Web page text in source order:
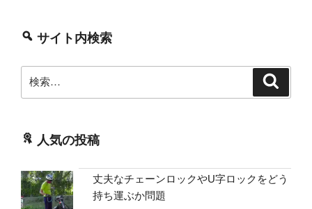
サイト内検索
索:
人気の投稿
丈夫なチェーンロックやU字ロックをどう
持ち運ぶか問題